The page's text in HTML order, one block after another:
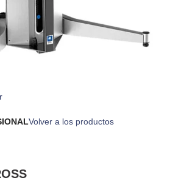
Volver a los productos